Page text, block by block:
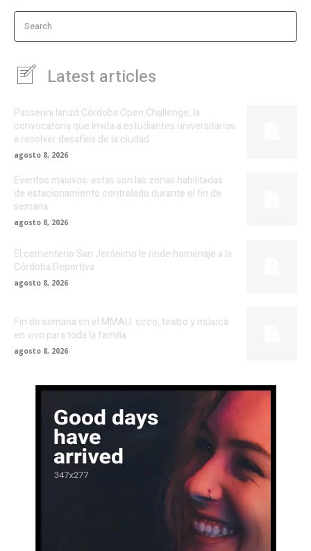
Search
Latest articles
Passerini lanzó Córdoba Open Challenge, la
convocatoria que invita a estudiantes universitarios
a resolver desafíos de la ciudad
agosto 8, 2026
Eventos masivos: estas son las zonas habilitadas
de estacionamiento controlado durante el fin de
semana
agosto 8, 2026
El cementerio San Jerónimo le rinde homenaje a la
Córdoba Deportiva
agosto 8, 2026
Fin de semana en el MMAU: circo, teatro y música
en vivo para toda la familia
agosto 8, 2026